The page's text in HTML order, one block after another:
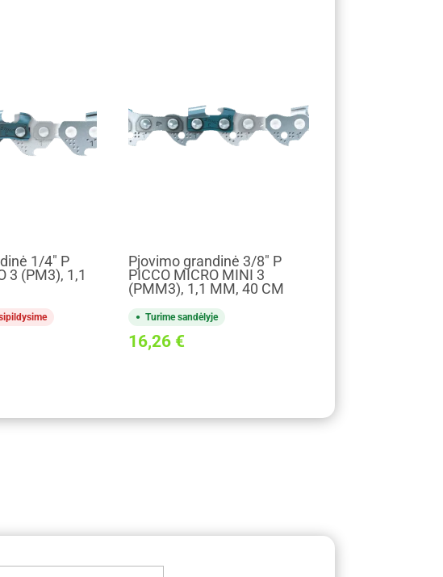
1/4" P
3 (PM3), 1,1
Pjovimo grandinė 3/8" P
PICCO MICRO MINI 3
(PMM3), 1,1 MM, 40 CM
Turime sandėlyje
16,26 €